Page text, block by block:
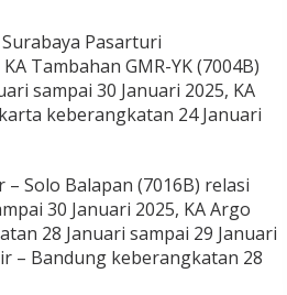
Pasarturi
Tambahan GMR-YK (7004B)
sampai 30 Januari 2025, KA
keberangkatan 24 Januari
– Solo Balapan (7016B) relasi
30 Januari 2025, KA Argo
28 Januari sampai 29 Januari
– Bandung keberangkatan 28